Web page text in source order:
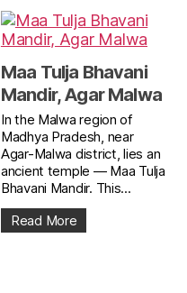
Maa Tulja Bhavani
Mandir, Agar Malwa
In the Malwa region of
Madhya Pradesh, near
Agar-Malwa district, lies an
ancient temple — Maa Tulja
Bhavani Mandir. This...
Read More